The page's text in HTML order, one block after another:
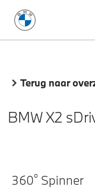
Terug naar
BMW X2
360o Spinner